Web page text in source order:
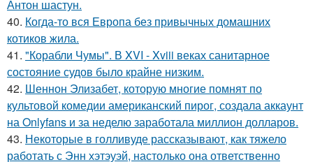
Антон шастун.
40. Когда-то вся Европа без привычных домашних
котиков жила.
41. "Корабли Чумы". В XVI - Xviii веках санитарное
состояние судов было крайне низким.
42. Шеннон Элизабет, которую многие помнят по
культовой комедии американский пирог, создала аккаунт
на Onlyfans и за неделю заработала миллион долларов.
43. Некоторые в голливуде рассказывают, как тяжело
работать с Энн хэтэуэй, настолько она ответственно